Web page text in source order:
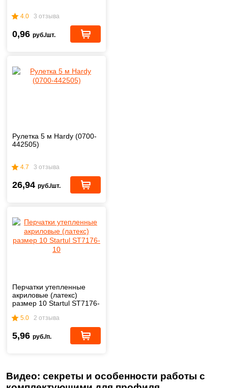
4.0 3 отзыва
0,96 руб./шт.
Рулетка 5 м Hardy (0700-
442505)
4.7 3 отзыва
26,94 руб./шт.
Перчатки утепленные
акриловые (латекс)
размер 10 Startul ST7176-
5.0 2 отзыва
5,96 руб./п.
Видео: секреты и особенности работы с